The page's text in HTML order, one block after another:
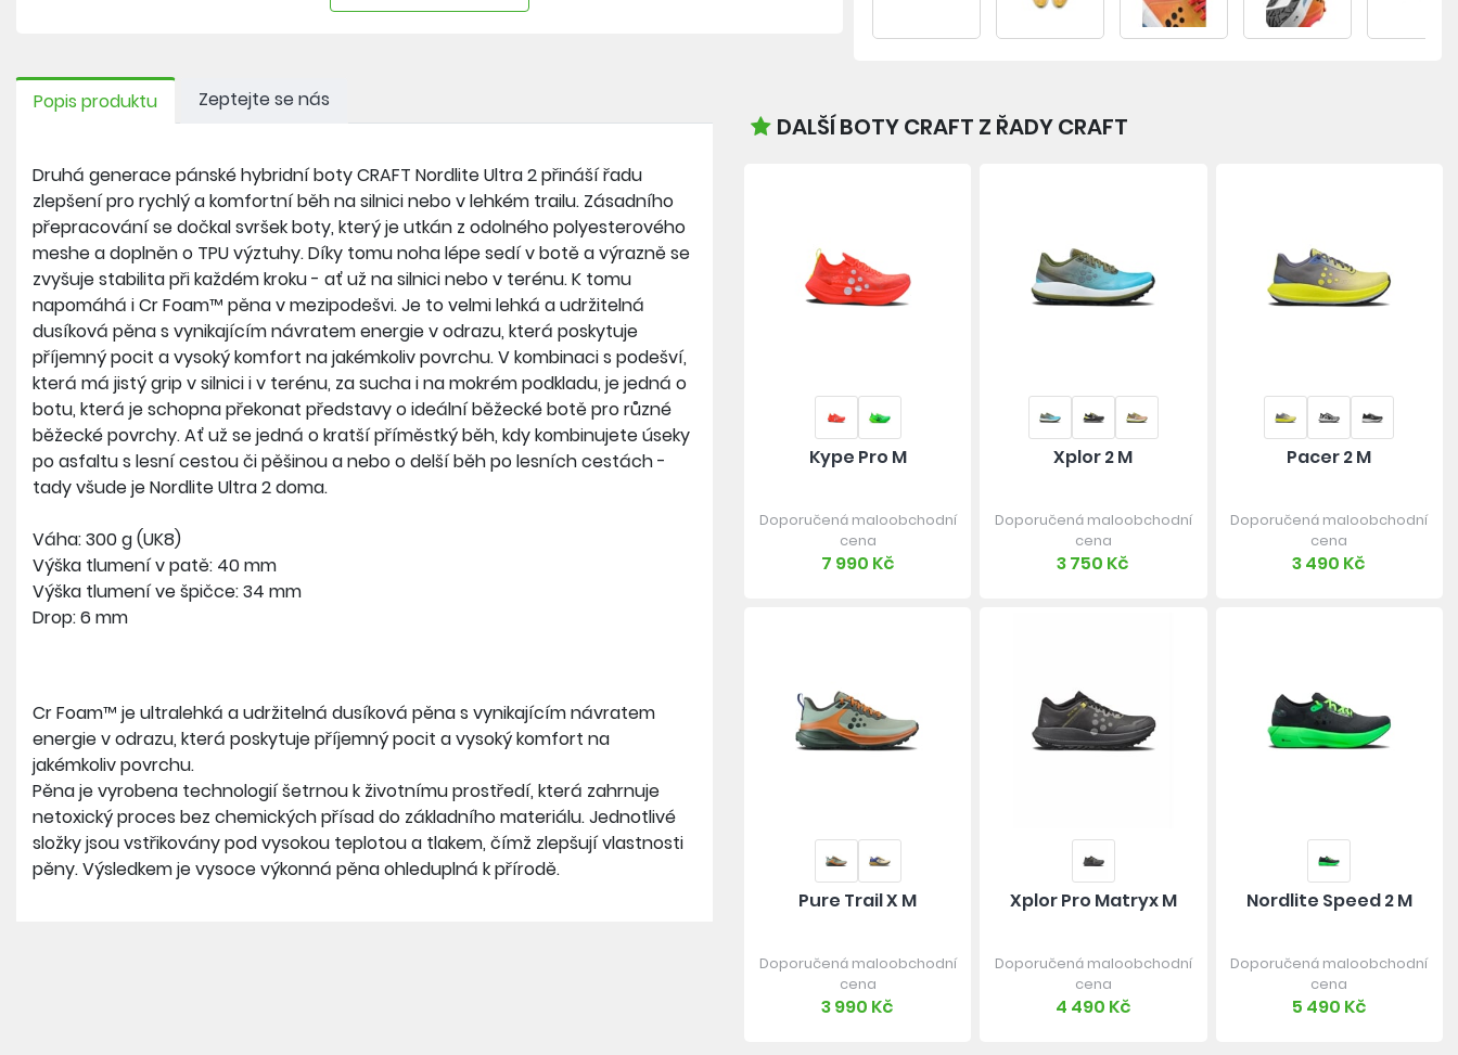
Popis produktu Zeptejte se nás
Druhá generace pánské hybridní boty CRAFT Nordlite Ultra 2 přináší řadu
zlepšení pro rychlý a komfortní běh na silnici nebo v lehkém trailu. Zásadního
přepracování se dočkal svršek boty, který je utkán z odolného polyesterového
meshe a doplněn o TPU výztuhy. Díky tomu noha lépe sedí v botě a výrazně se
zvyšuje stabilita při každém kroku - ať už na silnici nebo v terénu. K tomu
napomáhá i Cr Foam™ pěna v mezipodešvi. Je to velmi lehká a udržitelná
dusíková pěna s vynikajícím návratem energie v odrazu, která poskytuje
příjemný pocit a vysoký komfort na jakémkoliv povrchu. V kombinaci s podešví,
která má jistý grip v silnici i v terénu, za sucha i na mokrém podkladu, je jedná o
botu, která je schopna překonat představy o ideální běžecké botě pro různé
běžecké povrchy. Ať už se jedná o kratší příměstký běh, kdy kombinujete úseky
po asfaltu s lesní cestou či pěšinou a nebo o delší běh po lesních cestách -
tady všude je Nordlite Ultra 2 doma.
Váha: 300 g (UK8)
Výška tlumení v patě: 40 mm
Výška tlumení ve špičce: 34 mm
Drop: 6 mm
Cr Foam™ je ultralehká a udržitelná dusíková pěna s vynikajícím návratem
energie v odrazu, která poskytuje příjemný pocit a vysoký komfort na
jakémkoliv povrchu.
Pěna je vyrobena technologií šetrnou k životnímu prostředí, která zahrnuje
netoxický proces bez chemických přísad do základního materiálu. Jednotlivé
složky jsou vstřikovány pod vysokou teplotou a tlakem, čímž zlepšují vlastnosti
pěny. Výsledkem je vysoce výkonná pěna ohleduplná k přírodě.
DALŠÍ BOTY CRAFT Z ŘADY CRAFT
Kype Pro M
Doporučená maloobchodní
cena
7 990 Kč
Xplor 2 M
Doporučená maloobchodní
cena
3 750 Kč
Pacer 2 M
Doporučená maloobchodní
cena
3 490 Kč
Pure Trail X M
Doporučená maloobchodní
cena
3 990 Kč
Xplor Pro Matryx M
Doporučená maloobchodní
cena
4 490 Kč
Nordlite Speed 2 M
Doporučená maloobchodní
cena
5 490 Kč